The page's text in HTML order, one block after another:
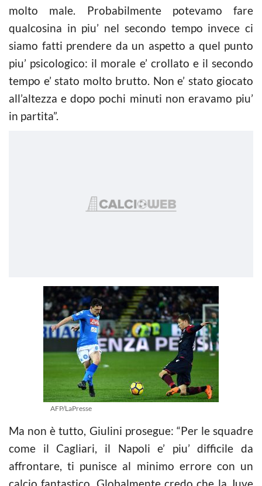
molto male. Probabilmente potevamo fare
qualcosina in piu’ nel secondo tempo invece ci
siamo fatti prendere da un aspetto a quel punto
piu’ psicologico: il morale e’ crollato e il secondo
tempo e’ stato molto brutto. Non e’ stato giocato
all’altezza e dopo pochi minuti non eravamo piu’
in partita”.
AFP/LaPresse
Ma non è tutto, Giulini prosegue: “Per le squadre
come il Cagliari, il Napoli e’ piu’ difficile da
affrontare, ti punisce al minimo errore con un
calcio fantastico. Globalmente credo che la Juve